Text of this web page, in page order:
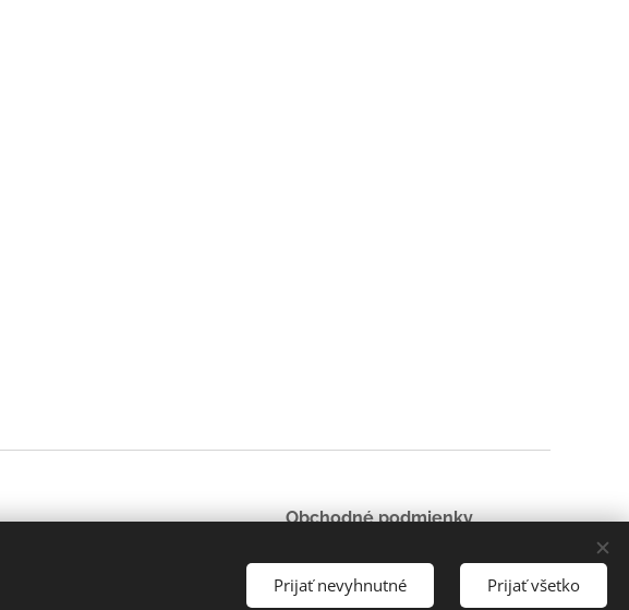
Obchodné podmienky
Jazyky English Slovenčina
Prijať nevyhnutné Prijať všetko